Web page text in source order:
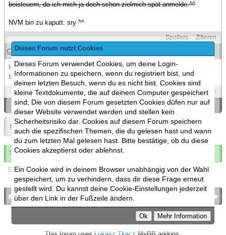
Dieses Forum nutzt Cookies
Dieses Forum verwendet Cookies, um deine Login-
Informationen zu speichern, wenn du registriert bist, und
deinen letzten Besuch, wenn du es nicht bist. Cookies sind
kleine Textdokumente, die auf deinem Computer gespeichert
sind; Die von diesem Forum gesetzten Cookies düfen nur auf
dieser Website verwendet werden und stellen kein
Sicherheitsrisiko dar. Cookies auf diesem Forum speichern
auch die spezifischen Themen, die du gelesen hast und wann
du zum letzten Mal gelesen hast. Bitte bestätige, ob du diese
Cookies akzeptierst oder ablehnst.
Ein Cookie wird in deinem Browser unabhängig von der Wahl
gespeichert, um zu verhindern, dass dir diese Frage erneut
gestellt wird. Du kannst deine Cookie-Einstellungen jederzeit
über den Link in der Fußzeile ändern.
beisteuern, da ich mich ja doch schon zielmich spät anmelde.^^
NVM bin zu kaputt. sry ^^
Spoilers
Zitieren
Crash Override (†)
Hab mich vertan - bin 1ne Stunde zu früh... und zwar befinde ich mich
bereits in Aulendorf. Nur scheint die Hausnummer nicht zu finden...
Spoilers Zitieren
«Ein Thema zurück|Ein Thema vor»
Seite:
Thema abonnieren
Spoilers
bronies.de
MyBB GoMobile.
Zur Desktop-Version wechseln